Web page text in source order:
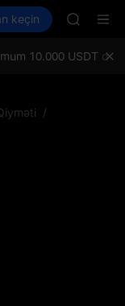
Futures PLTR
keçin
CAP
10.000 USDT
/